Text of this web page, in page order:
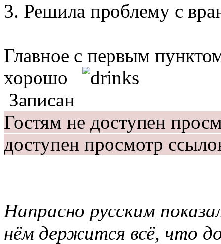
3. Решила проблему с
Главное с первым
хорошо
Записан
Гостям не доступен
доступен просмотр
Напрасно русским
нём держится всё, что